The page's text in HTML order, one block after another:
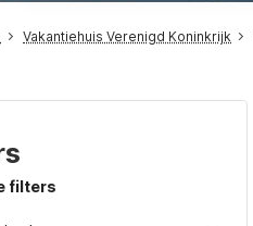
Vakantiehuis Verenigd Koninkrijk
filters